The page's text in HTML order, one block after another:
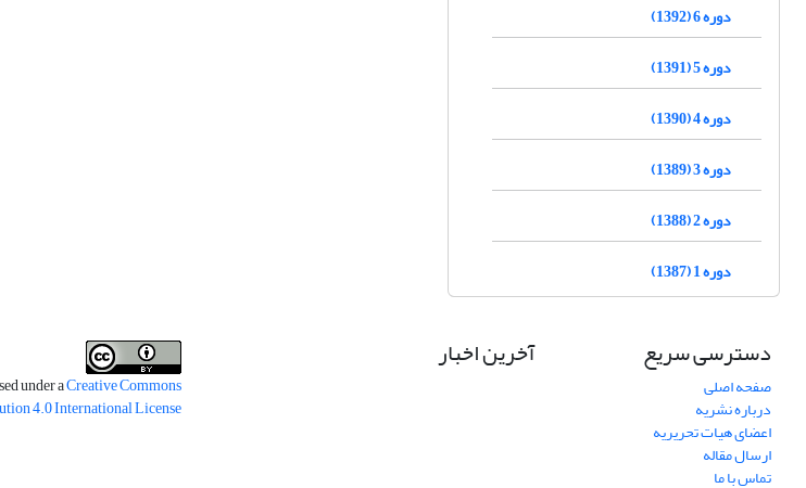
دوره 6 (1392)
دوره 5 (1391)
دوره 4 (1390)
دوره 3 (1389)
دوره 2 (1388)
دوره 1 (1387)
دسترسی سریع
صفحه اصلی
درباره نشریه
اعضای هیات تحریریه
ارسال مقاله
تماس با ما
آخرین اخبار
under aCreative Commons
4.0 International License